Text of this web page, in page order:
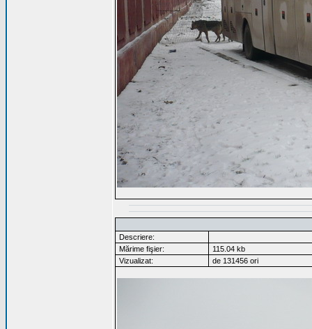
Descriere:
Mărime fişier:
115.04 kb
Vizualizat:
de 131456 ori